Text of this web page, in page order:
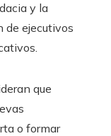
y la
de ejecutivos
que
o formar